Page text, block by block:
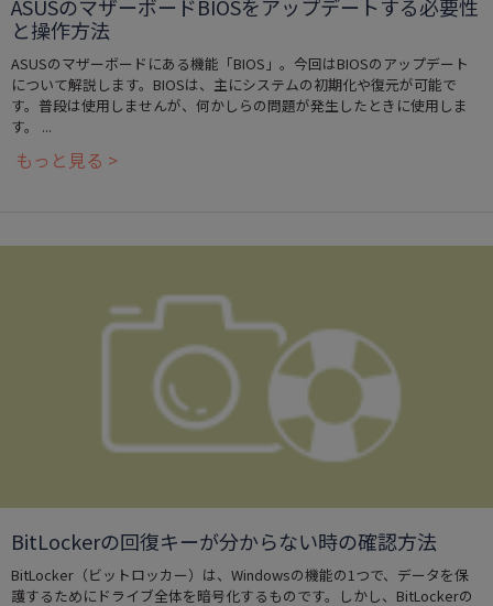
ASUSのマザーボードBIOSをアップデートする必要性
と操作方法
ASUSのマザーボードにある機能「BIOS」。今回はBIOSのアップデート
について解説します。BIOSは、主にシステムの初期化や復元が可能で
す。普段は使用しませんが、何かしらの問題が発生したときに使用しま
す。 ...
もっと見る >
BitLockerの回復キーが分からない時の確認方法
BitLocker（ビットロッカー）は、Windowsの機能の1つで、データを保
護するためにドライブ全体を暗号化するものです。しかし、BitLockerの